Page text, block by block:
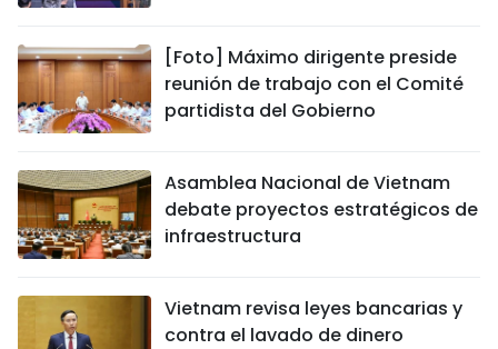
[Foto] Máximo dirigente preside
reunión de trabajo con el Comité
partidista del Gobierno
Asamblea Nacional de Vietnam
debate proyectos estratégicos de
infraestructura
Vietnam revisa leyes bancarias y
contra el lavado de dinero